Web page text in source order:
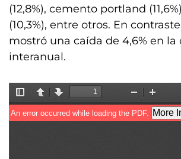
(12,8%), cemento portland
(10,3%), entre otros. En
mostró una caída de 4,6% en la
interanual.